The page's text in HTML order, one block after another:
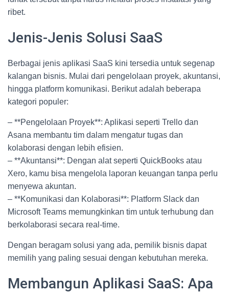
ribet.
Jenis-Jenis Solusi SaaS
Berbagai jenis aplikasi SaaS kini tersedia untuk segenap
kalangan bisnis. Mulai dari pengelolaan proyek, akuntansi,
hingga platform komunikasi. Berikut adalah beberapa
kategori populer:
– **Pengelolaan Proyek**: Aplikasi seperti Trello dan
Asana membantu tim dalam mengatur tugas dan
kolaborasi dengan lebih efisien.
– **Akuntansi**: Dengan alat seperti QuickBooks atau
Xero, kamu bisa mengelola laporan keuangan tanpa perlu
menyewa akuntan.
– **Komunikasi dan Kolaborasi**: Platform Slack dan
Microsoft Teams memungkinkan tim untuk terhubung dan
berkolaborasi secara real-time.
Dengan beragam solusi yang ada, pemilik bisnis dapat
memilih yang paling sesuai dengan kebutuhan mereka.
Membangun Aplikasi SaaS: Apa